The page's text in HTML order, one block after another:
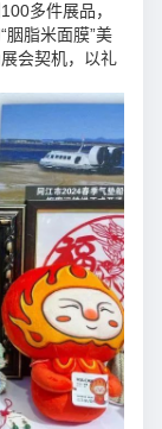
多件展品，
胭脂米面膜”美
会契机，以礼